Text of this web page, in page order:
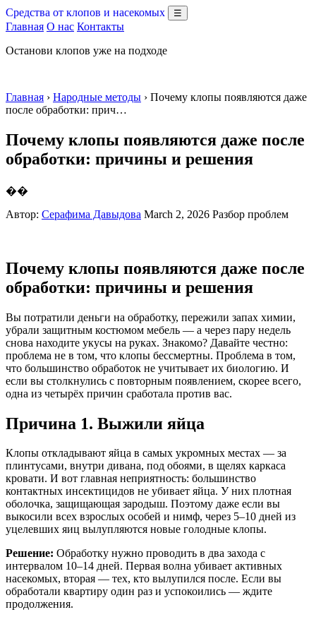
Средства от клопов и насекомых ☰
Главная О нас Контакты
Останови клопов уже на подходе
Главная › Народные методы › Почему клопы появляются даже
после обработки: прич…
Почему клопы появляются даже после
обработки: причины и решения
��
Автор: Серафима Давыдова March 2, 2026 Разбор проблем
Почему клопы появляются даже после
обработки: причины и решения
Вы потратили деньги на обработку, пережили запах химии,
убрали защитным костюмом мебель — а через пару недель
снова находите укусы на руках. Знакомо? Давайте честно:
проблема не в том, что клопы бессмертны. Проблема в том,
что большинство обработок не учитывает их биологию. И
если вы столкнулись с повторным появлением, скорее всего,
одна из четырёх причин сработала против вас.
Причина 1. Выжили яйца
Клопы откладывают яйца в самых укромных местах — за
плинтусами, внутри дивана, под обоями, в щелях каркаса
кровати. И вот главная неприятность: большинство
контактных инсектицидов не убивает яйца. У них плотная
оболочка, защищающая зародыш. Поэтому даже если вы
выкосили всех взрослых особей и нимф, через 5–10 дней из
уцелевших яиц вылупляются новые голодные клопы.
Решение: Обработку нужно проводить в два захода с
интервалом 10–14 дней. Первая волна убивает активных
насекомых, вторая — тех, кто вылупился после. Если вы
обработали квартиру один раз и успокоились — ждите
продолжения.